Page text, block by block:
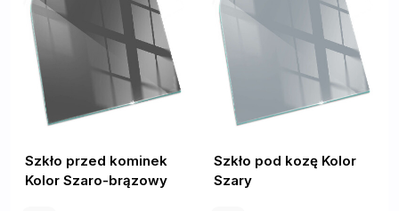
Szkło przed kominek
Kolor Szaro-brązowy
Szkło pod kozę Kolor
Szary